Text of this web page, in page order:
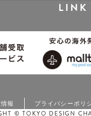
LINK
報 プライバシーポリ
© TOKYO DESIGN